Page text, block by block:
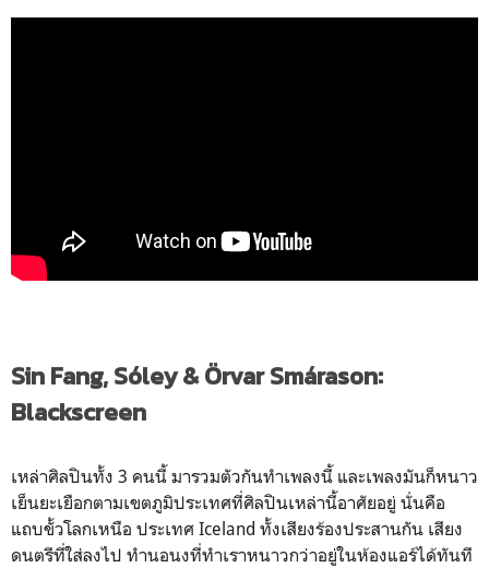
Sin Fang, Sóley & Örvar Smárason:
Blackscreen
เหล่าศิลปินทั้ง 3 คนนี้ มารวมตัวกันทำเพลงนี้ และเพลงมันก็หนาว
เย็นยะเยือกตามเขตภูมิประเทศที่ศิลปินเหล่านี้อาศัยอยู่ นั่นคือ
แถบขั้วโลกเหนือ ประเทศ Iceland ทั้งเสียงร้องประสานกัน เสียง
ดนตรีที่ใส่ลงไป ทำนอนงที่ทำเราหนาวกว่าอยู่ในห้องแอร์ได้ทันที